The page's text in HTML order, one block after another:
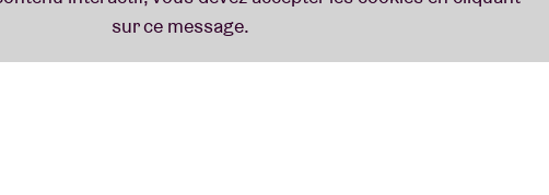
instruments électroniques (pour les geeks, le matos : EMS